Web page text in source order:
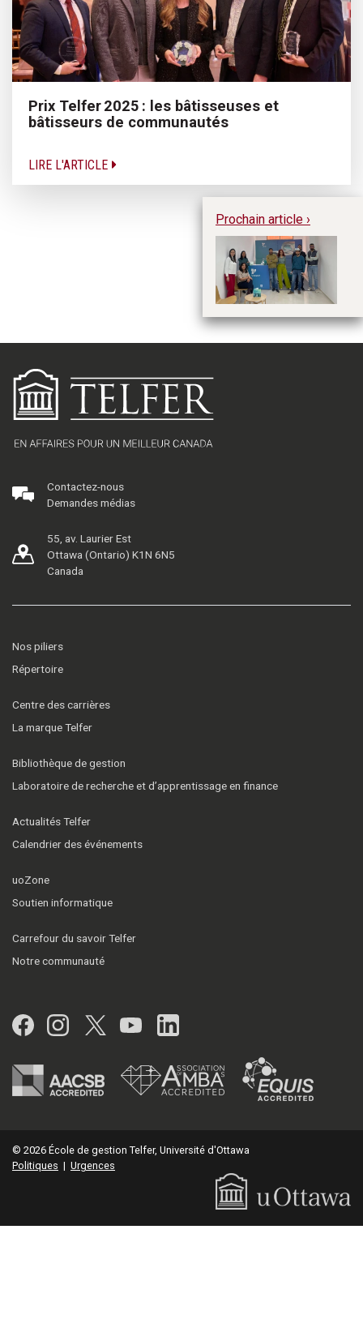
Prix Telfer 2025 : les bâtisseuses et
bâtisseurs de communautés
LIRE L'ARTICLE
Prochain article ›
Contactez-nous
Demandes médias
55, av. Laurier Est
Ottawa (Ontario) K1N 6N5
Canada
Nos piliers
Répertoire
Centre des carrières
La marque Telfer
Bibliothèque de gestion
Laboratoire de recherche et d’apprentissage en finance
Actualités Telfer
Calendrier des événements
uoZone
Soutien informatique
Carrefour du savoir Telfer
Notre communauté
Facebook
Instagram
Twitter
YouTubeLinkedIn
© 2026 École de gestion Telfer, Université d'Ottawa
Politiques | Urgences